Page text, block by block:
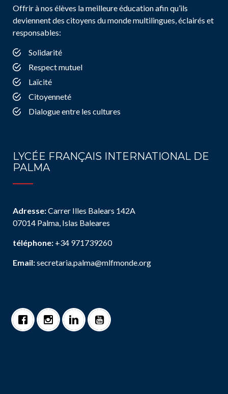
Offrir à nos élèves la meilleure éducation afin qu’ils
deviennent des citoyens du monde multilingues, éclairés et
responsables:
Solidarité
Respect mutuel
Laïcité
Citoyenneté
Dialogue entre les cultures
LYCÉE FRANÇAIS INTERNATIONAL DE
PALMA
Adresse:Carrer Illes Balears 142A
07014 Palma, Islas Baleares
téléphone: +34 971739260
Email:secretaria.palma@mlfmonde.org